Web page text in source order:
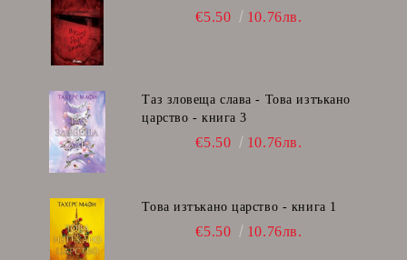
€5.50 10.76лв.
Таз зловеща слава - Това изтъкано
царство - книга 3
€5.50 10.76лв.
Това изтъкано царство - книга 1
€5.50 10.76лв.